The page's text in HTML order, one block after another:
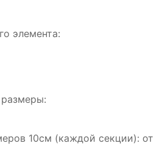
элемента:
10см (каждой секции): от